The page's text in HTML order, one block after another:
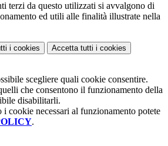
terzi da questo utilizzati si avvalgono di
ed utili alle finalità illustrate nella
i cookies Accetta tutti i cookies
scegliere quali cookie consentire.
che consentono il funzionamento della
disabilitarli.
i cookie necessari al funzionamento potete
.